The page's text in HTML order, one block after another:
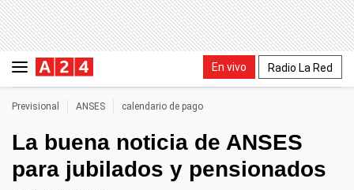
En vivo Radio La Red
Previsional ANSES calendario de pago
La buena noticia de ANSES
para jubilados y pensionados